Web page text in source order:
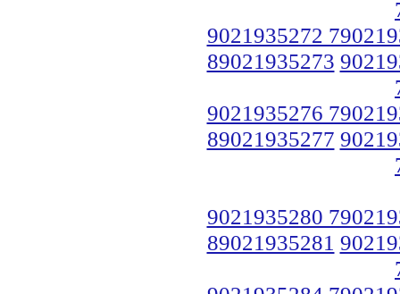
9021935272
89021935273
9021935276
89021935277
9021935280
89021935281